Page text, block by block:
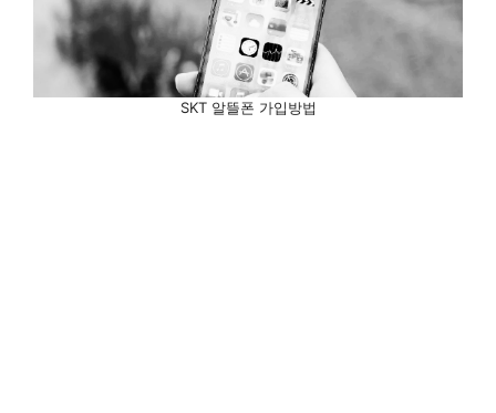
SKT 알뜰폰 가입방법